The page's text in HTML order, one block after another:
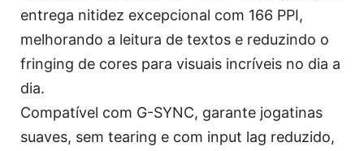
entrega nitidez excepcional com 166 PPI,
melhorando a leitura de textos e reduzindo o
fringing de cores para visuais incríveis no dia a
dia.
Compatível com G-SYNC, garante jogatinas
suaves, sem tearing e com input lag reduzido,